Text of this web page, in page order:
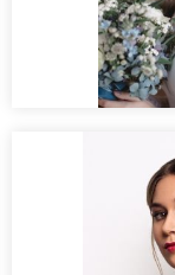
Novia ojos